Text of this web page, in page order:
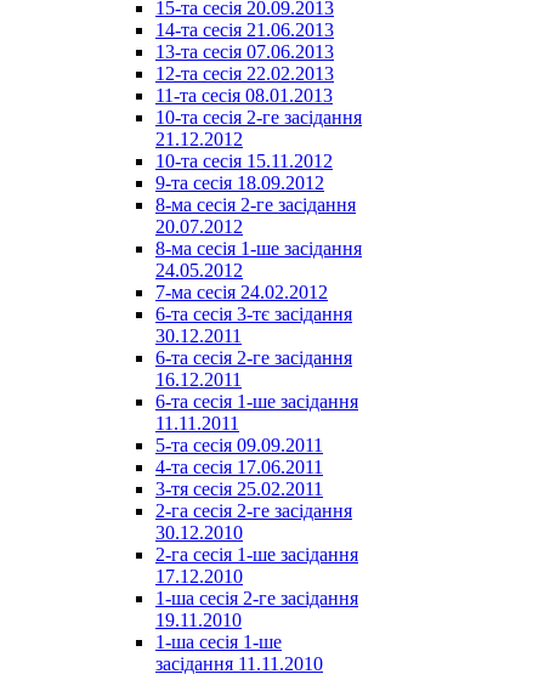
15-та сесія 20.09.2013
14-та сесія 21.06.2013
13-та сесія 07.06.2013
12-та сесія 22.02.2013
11-та сесія 08.01.2013
10-та сесія 2-ге засідання
21.12.2012
10-та сесія 15.11.2012
9-та сесія 18.09.2012
8-ма сесія 2-ге засідання
20.07.2012
8-ма сесія 1-ше засідання
24.05.2012
7-ма сесія 24.02.2012
6-та сесія 3-тє засідання
30.12.2011
6-та сесія 2-ге засідання
16.12.2011
6-та сесія 1-ше засідання
11.11.2011
5-та сесія 09.09.2011
4-та сесія 17.06.2011
3-тя сесія 25.02.2011
2-га сесія 2-ге засідання
30.12.2010
2-га сесія 1-ше засідання
17.12.2010
1-ша сесія 2-ге засідання
19.11.2010
1-ша сесія 1-ше
засідання 11.11.2010